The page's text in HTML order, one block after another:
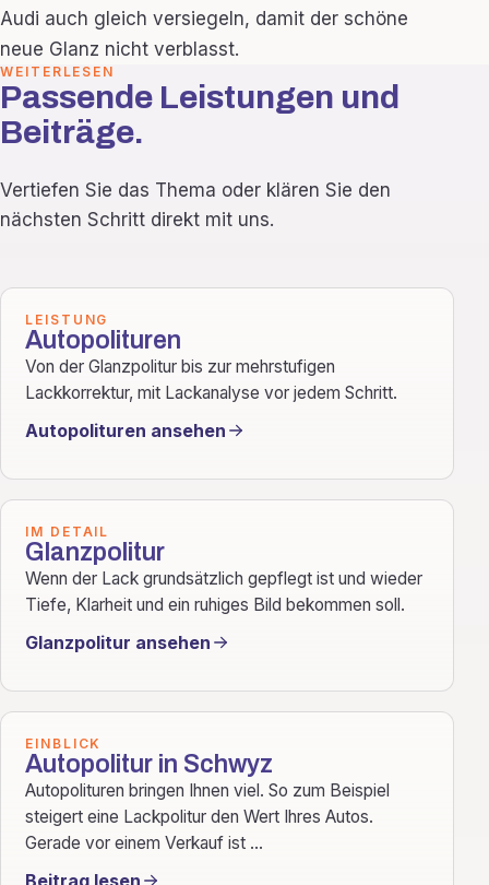
Audi auch gleich versiegeln, damit der schöne
neue Glanz nicht verblasst.
WEITERLESEN
Passende Leistungen und
Beiträge.
Vertiefen Sie das Thema oder klären Sie den
nächsten Schritt direkt mit uns.
LEISTUNG
Autopolituren
Von der Glanzpolitur bis zur mehrstufigen
Lackkorrektur, mit Lackanalyse vor jedem Schritt.
Autopolituren ansehen
IM DETAIL
Glanzpolitur
Wenn der Lack grundsätzlich gepflegt ist und wieder
Tiefe, Klarheit und ein ruhiges Bild bekommen soll.
Glanzpolitur ansehen
EINBLICK
Autopolitur in Schwyz
Autopolituren bringen Ihnen viel. So zum Beispiel
steigert eine Lackpolitur den Wert Ihres Autos.
Gerade vor einem Verkauf ist ...
Beitrag lesen